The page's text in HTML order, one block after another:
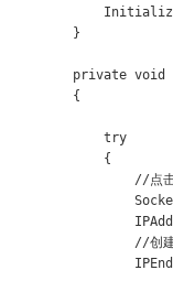
}
private void
{
try
{
//点击开始监听时
Socket
IPAddress ip
//创建对象
IPEndPoint